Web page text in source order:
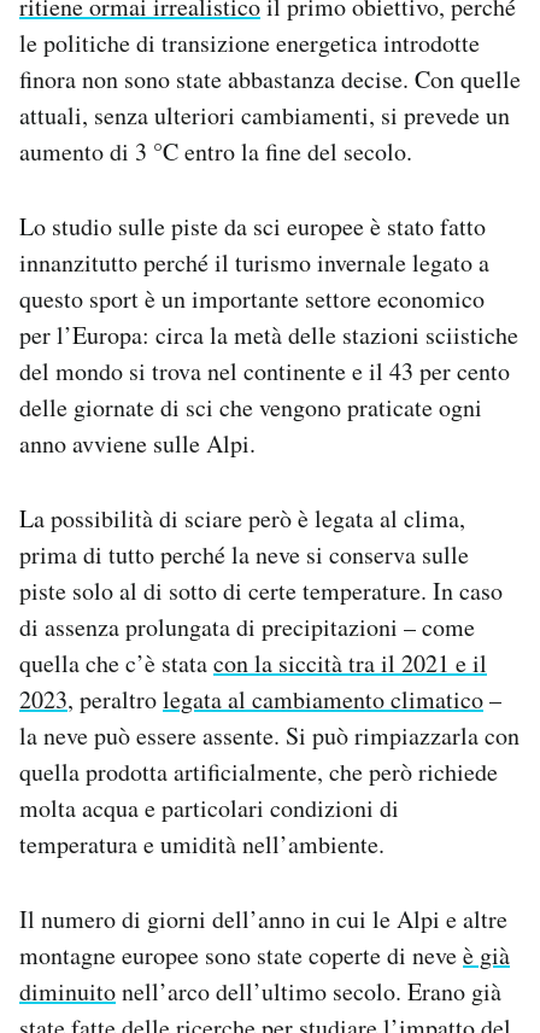
ritiene ormai irrealisticoil primo obiettivo, perché
le politiche di transizione energetica introdotte
finora non sono state abbastanza decise. Con quelle
attuali, senza ulteriori cambiamenti, si prevede un
aumento di 3 °C entro la fine del secolo.
Lo studio sulle piste da sci europee è stato fatto
innanzitutto perché il turismo invernale legato a
questo sport è un importante settore economico
per l’Europa: circa la metà delle stazioni sciistiche
del mondo si trova nel continente e il 43 per cento
delle giornate di sci che vengono praticate ogni
anno avviene sulle Alpi.
La possibilità di sciare però è legata al clima,
prima di tutto perché la neve si conserva sulle
piste solo al di sotto di certe temperature. In caso
di assenza prolungata di precipitazioni – come
quella che c’è statacon la siccità tra il 2021 e il
2023, peraltrolegata al cambiamento climatico–
la neve può essere assente. Si può rimpiazzarla con
quella prodotta artificialmente, che però richiede
molta acqua e particolari condizioni di
temperatura e umidità nell’ambiente.
Il numero di giorni dell’anno in cui le Alpi e altre
montagne europee sono state coperte di neveè già
diminuitonell’arco dell’ultimo secolo. Erano già